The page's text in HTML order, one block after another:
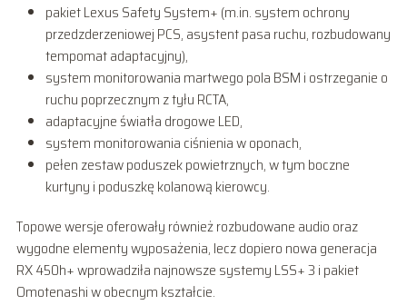
pakiet Lexus Safety System+ (m.in. system ochrony
przedzderzeniowej PCS, asystent pasa ruchu, rozbudowany
tempomat adaptacyjny),
system monitorowania martwego pola BSM i ostrzeganie o
ruchu poprzecznym z tyłu RCTA,
adaptacyjne światła drogowe LED,
system monitorowania ciśnienia w oponach,
pełen zestaw poduszek powietrznych, w tym boczne
kurtyny i poduszkę kolanową kierowcy.
Topowe wersje oferowały również rozbudowane audio oraz
wygodne elementy wyposażenia, lecz dopiero nowa generacja
RX 450h+ wprowadziła najnowsze systemy LSS+ 3 i pakiet
Omotenashi w obecnym kształcie.